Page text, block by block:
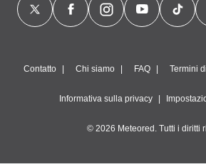
Contatto Chi siamo FAQ Termini
Informativa sulla privacy
© 2026 Meteored. Tutti i diritti